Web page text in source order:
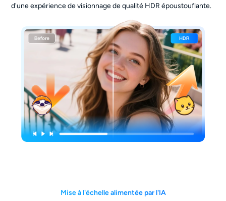
d'une expérience de visionnage de qualité HDR époustouflante.
Mise à l'échelle alimentée par l'IA